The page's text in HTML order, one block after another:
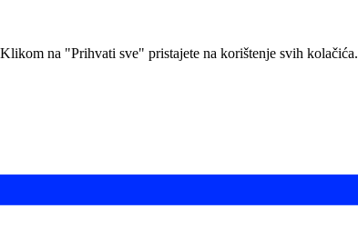
na "Prihvati sve" pristajete na korištenje svih kolačića.